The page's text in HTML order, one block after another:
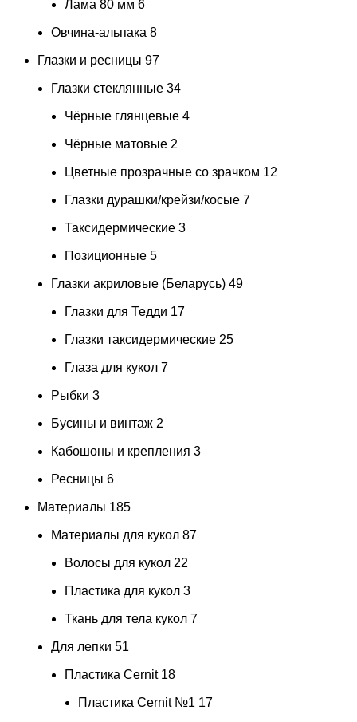
Лама 80 мм 6
Овчина-альпака 8
Глазки и ресницы 97
Глазки стеклянные 34
Чёрные глянцевые 4
Чёрные матовые 2
Цветные прозрачные со зрачком 12
Глазки дурашки/крейзи/косые 7
Таксидермические 3
Позиционные 5
Глазки акриловые (Беларусь) 49
Глазки для Тедди 17
Глазки таксидермические 25
Глаза для кукол 7
Рыбки 3
Бусины и винтаж 2
Кабошоны и крепления 3
Ресницы 6
Материалы 185
Материалы для кукол 87
Волосы для кукол 22
Пластика для кукол 3
Ткань для тела кукол 7
Для лепки 51
Пластика Cernit 18
Пластика Cernit №1 17